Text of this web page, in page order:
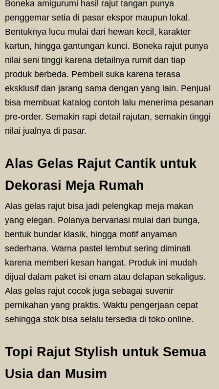
Boneka amigurumi hasil rajut tangan punya
penggemar setia di pasar ekspor maupun lokal.
Bentuknya lucu mulai dari hewan kecil, karakter
kartun, hingga gantungan kunci. Boneka rajut punya
nilai seni tinggi karena detailnya rumit dan tiap
produk berbeda. Pembeli suka karena terasa
eksklusif dan jarang sama dengan yang lain. Penjual
bisa membuat katalog contoh lalu menerima pesanan
pre-order. Semakin rapi detail rajutan, semakin tinggi
nilai jualnya di pasar.
Alas Gelas Rajut Cantik untuk
Dekorasi Meja Rumah
Alas gelas rajut bisa jadi pelengkap meja makan
yang elegan. Polanya bervariasi mulai dari bunga,
bentuk bundar klasik, hingga motif anyaman
sederhana. Warna pastel lembut sering diminati
karena memberi kesan hangat. Produk ini mudah
dijual dalam paket isi enam atau delapan sekaligus.
Alas gelas rajut cocok juga sebagai suvenir
pernikahan yang praktis. Waktu pengerjaan cepat
sehingga stok bisa selalu tersedia di toko online.
Topi Rajut Stylish untuk Semua
Usia dan Musim